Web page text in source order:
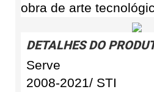
obra de arte
DETALHES DO
Serve
2008-2021/ STI